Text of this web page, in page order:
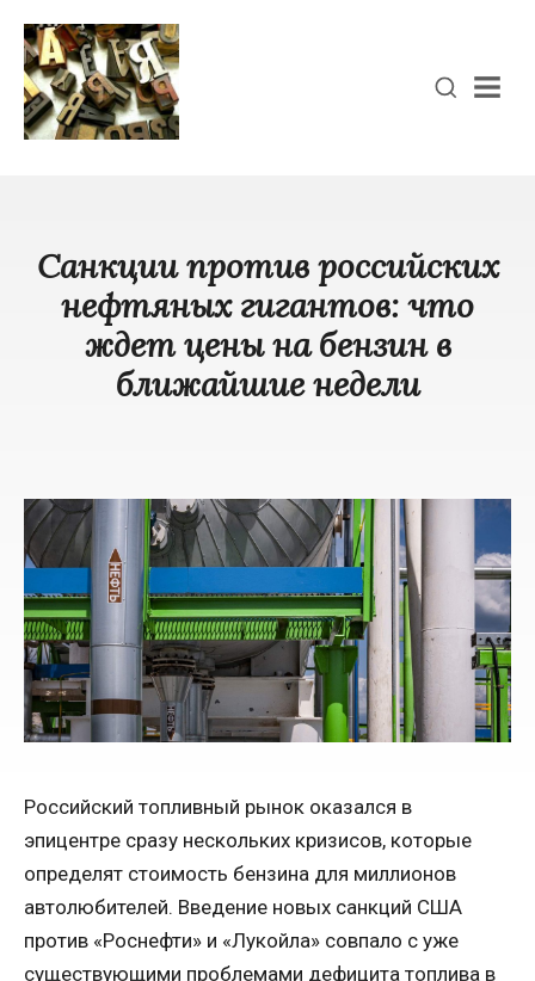
Санкции против российских
нефтяных гигантов: что
ждет цены на бензин в
ближайшие недели
Российский топливный рынок оказался в
эпицентре сразу нескольких кризисов, которые
определят стоимость бензина для миллионов
автолюбителей. Введение новых санкций США
против «Роснефти» и «Лукойла» совпало с уже
существующими проблемами дефицита топлива в